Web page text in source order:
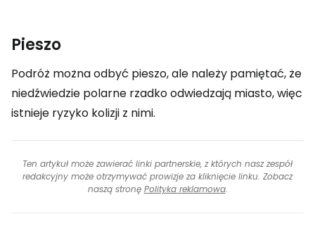
Pieszo
Podróż można odbyć pieszo, ale należy pamiętać, że
niedźwiedzie polarne rzadko odwiedzają miasto, więc
istnieje ryzyko kolizji z nimi.
Ten artykuł może zawierać linki partnerskie, z których nasz zespół
redakcyjny może otrzymywać prowizje za kliknięcie linku. Zobacz
naszą stronę Polityka reklamowa.